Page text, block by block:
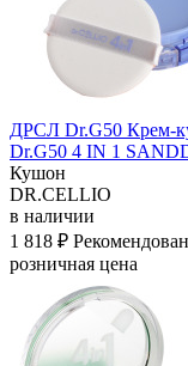
ДРСЛ Dr.G50 Крем-
Dr.G50 4 IN 1
Кушон
DR.CELLIO
в наличии
1 818 ₽
розничная цена